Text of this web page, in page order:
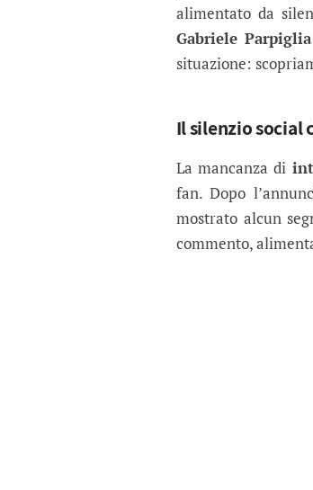
alimentato da
Gabriele Parpiglia
situazione:
Il silenzio social
La mancanza di
fan. Dopo
mostrato alcun
commento,